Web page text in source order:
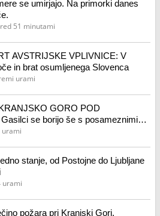
se umirjajo. Na primorki danes
51 minutami
AVSTRIJSKE VPLIVNICE: V
in brat osumljenega Slovenca
urami
GORO POD
se borijo še s posameznimi
urami
stanje, od Postojne do Ljubljane
urami
požara pri Kranjski Gori,